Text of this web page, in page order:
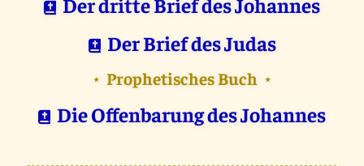
Der Brief des Judas
⋆ Prophetisches Buch ⋆
Die Offenbarung des Johannes